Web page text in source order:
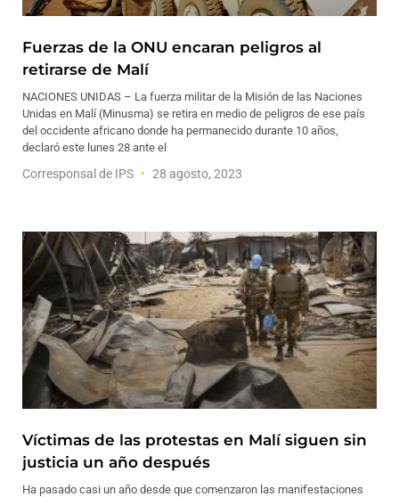
Fuerzas de la ONU encaran peligros al
retirarse de Malí
NACIONES UNIDAS – La fuerza militar de la Misión de las Naciones
Unidas en Malí (Minusma) se retira en medio de peligros de ese país
del occidente africano donde ha permanecido durante 10 años,
declaró este lunes 28 ante el
Corresponsal de IPS 28 agosto, 2023
Víctimas de las protestas en Malí siguen sin
justicia un año después
Ha pasado casi un año desde que comenzaron las manifestaciones